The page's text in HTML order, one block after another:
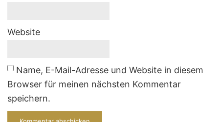
Website
Name, E-Mail-Adresse und Website in diesem
Browser für meinen nächsten Kommentar
speichern.